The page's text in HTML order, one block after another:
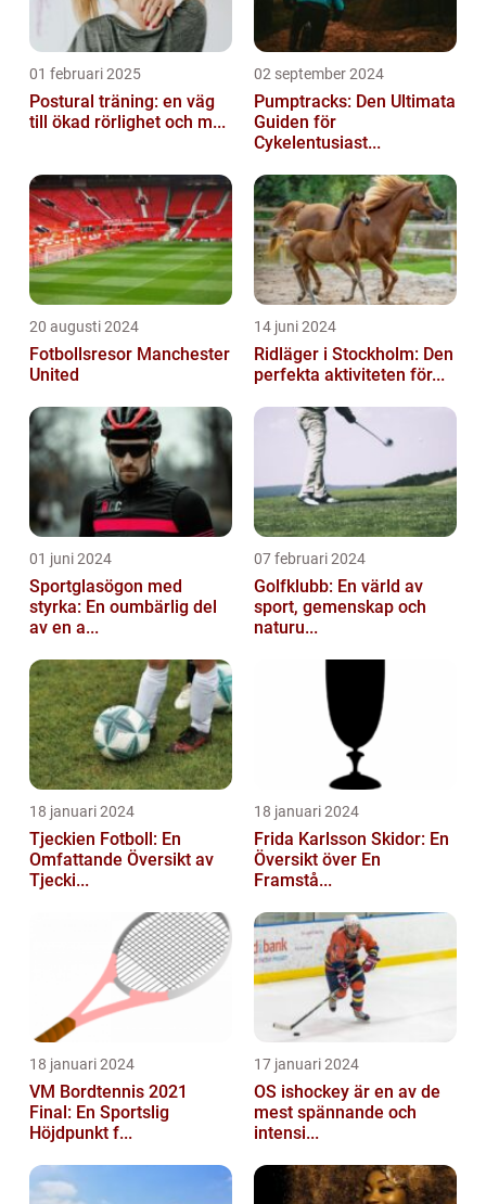
01 februari 2025
Postural träning: en väg
till ökad rörlighet och m...
02 september 2024
Pumptracks: Den Ultimata
Guiden för
Cykelentusiast...
20 augusti 2024
Fotbollsresor Manchester
United
14 juni 2024
Ridläger i Stockholm: Den
perfekta aktiviteten för...
01 juni 2024
Sportglasögon med
styrka: En oumbärlig del
av en a...
07 februari 2024
Golfklubb: En värld av
sport, gemenskap och
naturu...
18 januari 2024
Tjeckien Fotboll: En
Omfattande Översikt av
Tjecki...
18 januari 2024
Frida Karlsson Skidor: En
Översikt över En
Framstå...
18 januari 2024
VM Bordtennis 2021
Final: En Sportslig
Höjdpunkt f...
17 januari 2024
OS ishockey är en av de
mest spännande och
intensi...